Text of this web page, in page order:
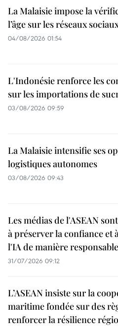
La Malaisie impose la
l’âge sur les réseaux
04/08/2026 01:54
L'Indonésie renforce les
sur les importations de
03/08/2026 09:59
La Malaisie intensifie ses
logistiques autonomes
03/08/2026 09:43
Les médias de l'ASEAN
à préserver la confiance et
l'IA de manière responsable
31/07/2026 09:12
L’ASEAN insiste sur la
maritime fondée sur des
renforcer la résilience